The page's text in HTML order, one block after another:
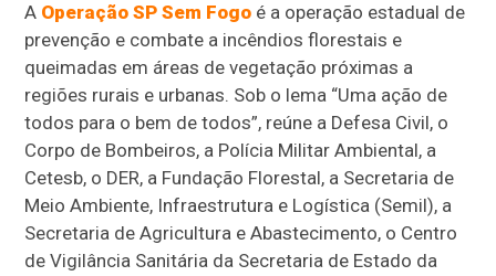
A Operação SP Sem Fogo é a operação estadual de
prevenção e combate a incêndios florestais e
queimadas em áreas de vegetação próximas a
regiões rurais e urbanas. Sob o lema “Uma ação de
todos para o bem de todos”, reúne a Defesa Civil, o
Corpo de Bombeiros, a Polícia Militar Ambiental, a
Cetesb, o DER, a Fundação Florestal, a Secretaria de
Meio Ambiente, Infraestrutura e Logística (Semil), a
Secretaria de Agricultura e Abastecimento, o Centro
de Vigilância Sanitária da Secretaria de Estado da